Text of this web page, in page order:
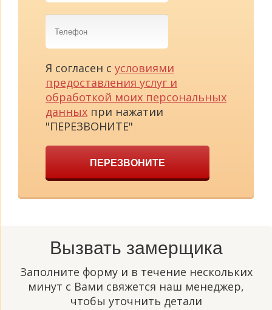
Телефон
Я согласен с условиями
предоставления услуг и
обработкой моих персональных
данных при нажатии
"ПЕРЕЗВОНИТЕ"
ПЕРЕЗВОНИТЕ
Вызвать замерщика
Заполните форму и в течение нескольких
минут с Вами свяжется наш менеджер,
чтобы уточнить детали